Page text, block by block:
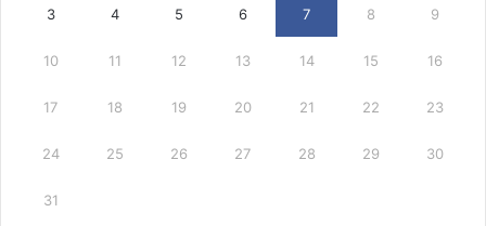
3 4 5 6 7 8 9
10 11 12 13 14 15 16
17 18 19 20 21 22 23
24 25 26 27 28 29 30
31